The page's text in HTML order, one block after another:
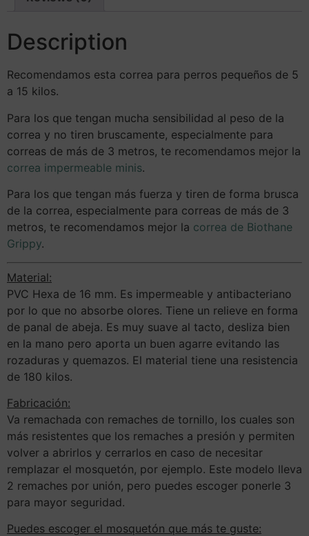
Description
Recomendamos esta correa para perros pequeños de 5
a 15 kilos.
Para los que tengan mucha sensibilidad al peso de la
correa y no tiren bruscamente, especialmente para
correas de más de 3 metros, te recomendamos mejor la
correa impermeable minis.
Para los que tengan más fuerza y tiren de forma brusca
de la correa, especialmente para correas de más de 3
metros, te recomendamos mejor la correa de Biothane
Grippy.
Material:
PVC Hexa de 16 mm. Es impermeable y antibacteriano
por lo que no absorbe olores. Tiene un relieve en forma
de panal de abeja. Es muy suave al tacto, desliza bien
en la mano pero aporta un buen agarre evitando las
rozaduras y quemazos. El material tiene una resistencia
de 180 kilos.
Fabricación:
Va remachada con remaches de tornillo, los cuales son
más resistentes que los remaches a presión y permiten
volver a abrirlos y cerrarlos en caso de necesitar
remplazar el mosquetón, por ejemplo. Este modelo lleva
2 remaches por unión, pero puedes escoger ponerle 3
para mayor seguridad.
Puedes escoger el mosquetón que más te guste: